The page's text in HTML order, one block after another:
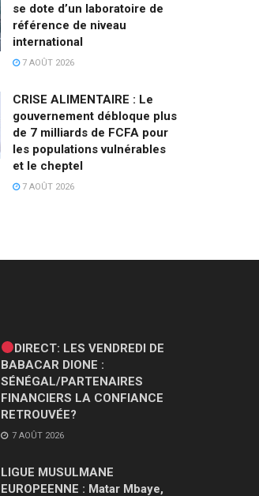
se dote d’un laboratoire de
référence de niveau
international
7 AOÛT 2026
CRISE ALIMENTAIRE : Le
gouvernement débloque plus
de 7 milliards de FCFA pour
les populations vulnérables
et le cheptel
7 AOÛT 2026
DIRECT: LES VENDREDI DE
BABACAR DIONE :
SÉNÉGAL/PARTENAIRES
FINANCIERS LA CONFIANCE
RETROUVÉE?
7 AOÛT 2026
LIGUE MUSULMANE
EUROPEENNE : Matar Mbaye,